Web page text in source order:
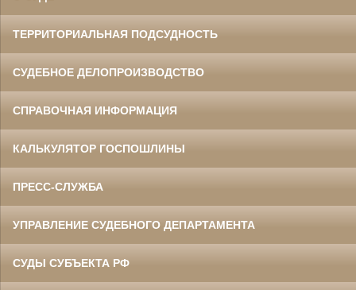
ТЕРРИТОРИАЛЬНАЯ ПОДСУДНОСТЬ
СУДЕБНОЕ ДЕЛОПРОИЗВОДСТВО
СПРАВОЧНАЯ ИНФОРМАЦИЯ
КАЛЬКУЛЯТОР ГОСПОШЛИНЫ
ПРЕСС-СЛУЖБА
УПРАВЛЕНИЕ СУДЕБНОГО ДЕПАРТАМЕНТА
СУДЫ СУБЪЕКТА РФ